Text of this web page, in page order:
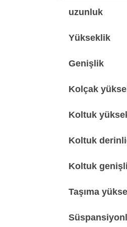
uzunluk
Yükseklik
Genişlik
Kolçak
Koltuk
Koltuk
Koltuk
Taşıma